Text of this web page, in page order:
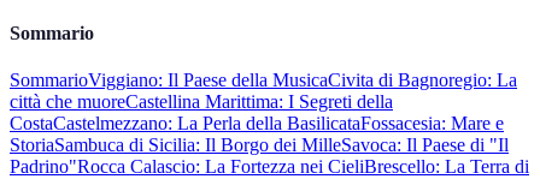
Sommario
SommarioViggiano: Il Paese della MusicaCivita di Bagnoregio: La
città che muoreCastellina Marittima: I Segreti della
CostaCastelmezzano: La Perla della BasilicataFossacesia: Mare e
StoriaSambuca di Sicilia: Il Borgo dei MilleSavoca: Il Paese di "Il
Padrino"Rocca Calascio: La Fortezza nei CieliBrescello: La Terra di